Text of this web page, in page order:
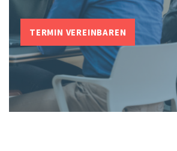
TERMIN VEREINBAREN